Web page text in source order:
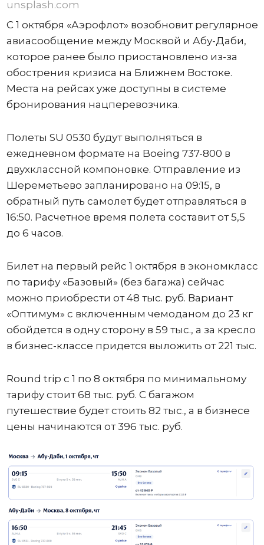
unsplash.com
С 1 октября «Аэрофлот» возобновит регулярное
авиасообщение между Москвой и Абу-Даби,
которое ранее было приостановлено из-за
обострения кризиса на Ближнем Востоке.
Места на рейсах уже доступны в системе
бронирования нацперевозчика.
Полеты SU 0530 будут выполняться в
ежедневном формате на Boeing 737-800 в
двухклассной компоновке. Отправление из
Шереметьево запланировано на 09:15, в
обратный путь самолет будет отправляться в
16:50. Расчетное время полета составит от 5,5
до 6 часов.
Билет на первый рейс 1 октября в экономкласс
по тарифу «Базовый» (без багажа) сейчас
можно приобрести от 48 тыс. руб. Вариант
«Оптимум» с включенным чемоданом до 23 кг
обойдется в одну сторону в 59 тыс., а за кресло
в бизнес-классе придется выложить от 221 тыс.
Round trip с 1 по 8 октября по минимальному
тарифу стоит 68 тыс. руб. С багажом
путешествие будет стоить 82 тыс., а в бизнесе
цены начинаются от 396 тыс. руб.